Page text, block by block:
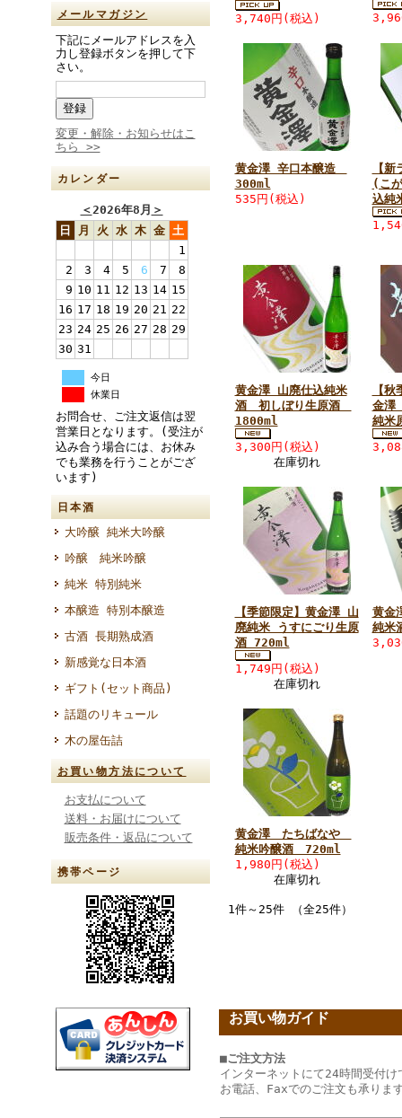
メールマガジン
下記にメールアドレスを入
力し登録ボタンを押して下
さい。
変更・解除・お知らせはこ
ちら >>
カレンダー
＜2026年8月 ＞
日
月 火 水 木 金 土
1
2
3 4 5 6 7
8
9 10 11 12 13 14 15
16 17 18 19 20 21 22
23 24 25 26 27 28 29
30 31
今日
休業日
お問合せ、ご注文返信は翌
営業日となります。(受注が
込み合う場合には、お休み
でも業務を行うことがござ
います)
日本酒
大吟醸 純米大吟醸
吟醸 純米吟醸
純米 特別純米
本醸造 特別本醸造
古酒 長期熟成酒
新感覚な日本酒
ギフト(セット商品)
話題のリキュール
木の屋缶詰
お買い物方法について
お支払について
送料・お届けについて
販売条件・返品について
携帯ページ
3,740円(税込)
黄金澤 辛口本醸造
300ml
535円(税込)
【
(こ
込純
黄金澤 山廃仕込純米
酒 初しぼり生原酒
1800ml
3,300円(税込)
在庫切れ
【
金澤
純米
【季節限定】黄金澤 山
廃純米 うすにごり生原
酒 720ml
1,749円(税込)
在庫切れ
黄
純米
黄金澤 たちばなや
純米吟醸酒 720ml
1,980円(税込)
在庫切れ
1件～25件 （全25件）
お買い物ガイド
■ご注文方法
インターネットにて24時間受付け
お電話、Faxでのご注文も承りま